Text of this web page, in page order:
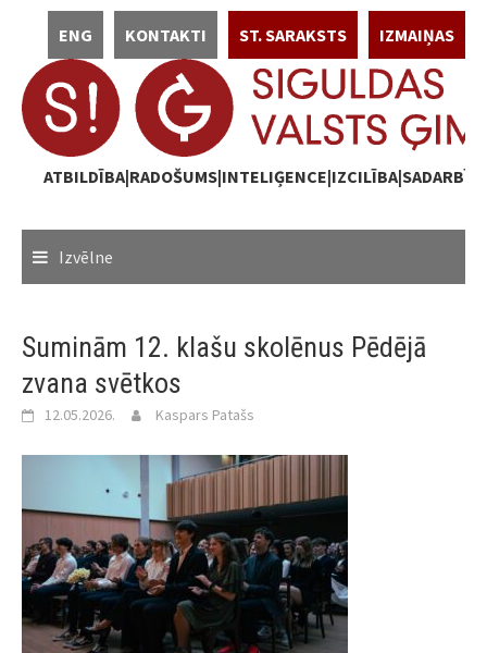
content
IZMAIŅAS
ST. SARAKSTS
KONTAKTI
ENG
Izvēlne
Suminām 12. klašu skolēnus Pēdējā
zvana svētkos
12.05.2026. Kaspars Patašs